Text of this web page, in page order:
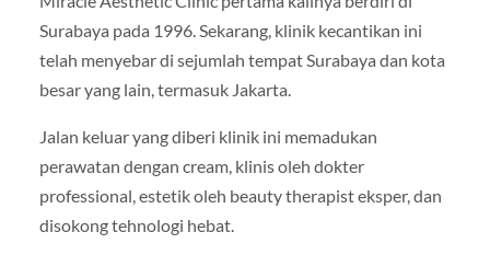
Surabaya pada 1996. Sekarang, klinik kecantikan ini
telah menyebar di sejumlah tempat Surabaya dan kota
besar yang lain, termasuk Jakarta.
Jalan keluar yang diberi klinik ini memadukan
perawatan dengan cream, klinis oleh dokter
professional, estetik oleh beauty therapist eksper, dan
disokong tehnologi hebat.